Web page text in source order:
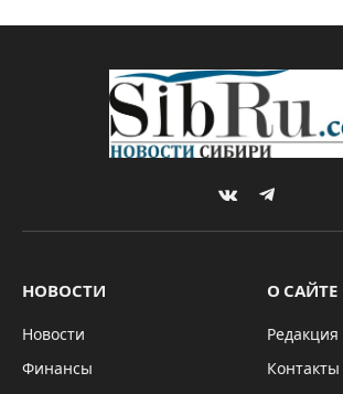
“Сибирскую
продовольственную
неделю” в октябре
14.09.2022 КОМПАНИИ И РЫНКИ